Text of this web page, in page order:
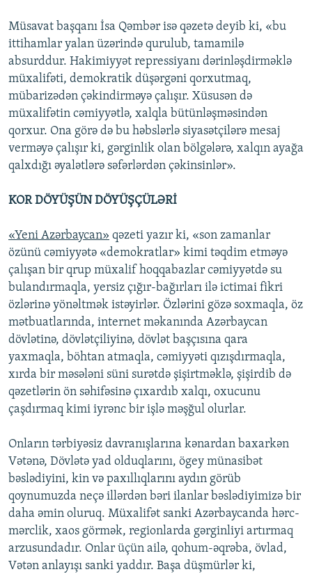
Müsavat başqanı İsa Qəmbər isə qəzetə deyib ki, «bu
ittihamlar yalan üzərində qurulub, tamamilə
absurddur. Hakimiyyət repressiyanı dərinləşdirməklə
müxalifəti, demokratik düşərgəni qorxutmaq,
mübarizədən çəkindirməyə çalışır. Xüsusən də
müxalifətin cəmiyyətlə, xalqla bütünləşməsindən
qorxur. Ona görə də bu həbslərlə siyasətçilərə mesaj
verməyə çalışır ki, gərginlik olan bölgələrə, xalqın ayağa
qalxdığı əyalətlərə səfərlərdən çəkinsinlər».
KOR DÖYÜŞÜN DÖYÜŞÇÜLƏRİ
«Yeni Azərbaycan» qəzeti yazır ki, «son zamanlar
özünü cəmiyyətə «demokratlar» kimi təqdim etməyə
çalışan bir qrup müxalif hoqqabazlar cəmiyyətdə su
bulandırmaqla, yersiz çığır-bağırları ilə ictimai fikri
özlərinə yönəltmək istəyirlər. Özlərini gözə soxmaqla, öz
mətbuatlarında, internet məkanında Azərbaycan
dövlətinə, dövlətçiliyinə, dövlət başçısına qara
yaxmaqla, böhtan atmaqla, cəmiyyəti qızışdırmaqla,
xırda bir məsələni süni surətdə şişirtməklə, şişirdib də
qəzetlərin ön səhifəsinə çıxardıb xalqı, oxucunu
çaşdırmaq kimi iyrənc bir işlə məşğul olurlar.
Onların tərbiyəsiz davranışlarına kənardan baxarkən
Vətənə, Dövlətə yad olduqlarını, ögey münasibət
bəslədiyini, kin və paxıllıqlarını aydın görüb
qoynumuzda neçə illərdən bəri ilanlar bəslədiyimizə bir
daha əmin oluruq. Müxalifət sanki Azərbaycanda hərc-
mərclik, xaos görmək, regionlarda gərginliyi artırmaq
arzusundadır. Onlar üçün ailə, qohum-əqrəba, övlad,
Vətən anlayışı sanki yaddır. Başa düşmürlər ki,